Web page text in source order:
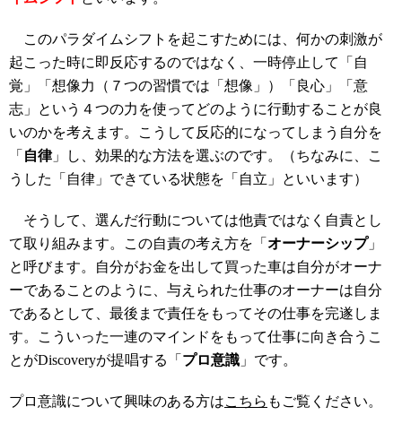
このパラダイムシフトを起こすためには、何かの刺激が
起こった時に即反応するのではなく、一時停止して「自
覚」「想像力（７つの習慣では「想像」）「良心」「意
志」という４つの力を使ってどのように行動することが良
いのかを考えます。こうして反応的になってしまう自分を
「 自律」し、効果的な方法を選ぶのです。（ちなみに、こ
うした「自律」できている状態を「自立」といいます）
そうして、選んだ行動については他責ではなく自責とし
て取り組みます。この自責の考え方を「 オーナーシップ」
と呼びます。自分がお金を出して買った車は自分がオーナ
ーであることのように、与えられた仕事のオーナーは自分
であるとして、最後まで責任をもってその仕事を完遂しま
す。こういった一連のマインドをもって仕事に向き合うこ
とがDiscoveryが提唱する「 プロ意識 」です。
プロ意識について興味のある方はこちら もご覧ください。